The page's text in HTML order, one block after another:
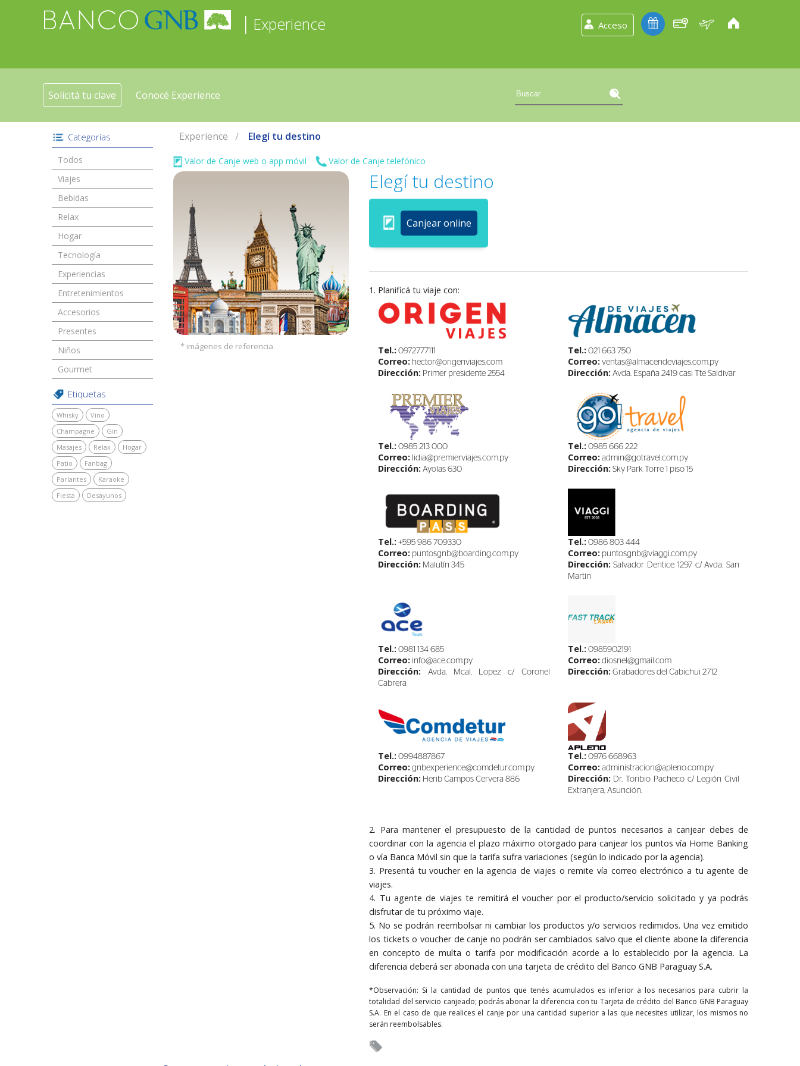
| Experience Acceso
Solicitá tu clave Conocé Experience
Categorías
Todos
Viajes
Bebidas
Relax
Hogar
Tecnología
Experiencias
Entretenimientos
Accesorios
Presentes
Niños
Gourmet
Etiquetas
Whisky
Vino
Champagne
Gin
Masajes
Relax
Hogar
Patio
Fanbag
Parlantes
Karaoke
Fiesta
Desayunos
Experience Elegí tu destino
Valor de Canje web o app móvil Valor de Canje telefónico
* imágenes de referencia
Elegí tu destino
Canjear online
1. Planificá tu viaje con:
Tel.: 0972777111
Correo: hector@origenviajes.com
Dirección: Primer presidente 2554
Tel.: 021 663 750
Correo: ventas@almacendeviajes.com.py
Dirección: Avda. España 2419 casi Tte Saldivar
Tel.: 0985 213 000
Correo: lidia@premierviajes.com.py
Dirección: Ayolas 630
Tel.: 0985 666 222
Correo: admin@gotravel.com.py
Dirección: Sky Park Torre 1 piso 15
Tel.: +595 986 709330
Correo: puntosgnb@boarding.com.py
Dirección: Malutín 345
Tel.: 0986 803 444
Correo: puntosgnb@viaggi.com.py
Dirección: Salvador Dentice 1297 c/ Avda. San
Martín
Tel.: 0981 134 685
Correo: info@ace.com.py
Dirección: Avda. Mcal. Lopez c/ Coronel
Cabrera
Tel.: 0985902191
Correo: diosnel@gmail.com
Dirección: Grabadores del Cabichui 2712
Tel.: 0994887867
Correo: gnbexperience@comdetur.com.py
Dirección: Herib Campos Cervera 886
Tel.: 0976 668963
Correo: administracion@apleno.com.py
Dirección: Dr. Toribio Pacheco c/ Legión Civil
Extranjera, Asunción.
2. Para mantener el presupuesto de la cantidad de puntos necesarios a canjear debes de
coordinar con la agencia el plazo máximo otorgado para canjear los puntos vía Home Banking
o vía Banca Móvil sin que la tarifa sufra variaciones (según lo indicado por la agencia).
3. Presentá tu voucher en la agencia de viajes o remite vía correo electrónico a tu agente de
viajes.
4. Tu agente de viajes te remitirá el voucher por el producto/servicio solicitado y ya podrás
disfrutar de tu próximo viaje.
5. No se podrán reembolsar ni cambiar los productos y/o servicios redimidos. Una vez emitido
los tickets o voucher de canje no podrán ser cambiados salvo que el cliente abone la diferencia
en concepto de multa o tarifa por modificación acorde a lo establecido por la agencia. La
diferencia deberá ser abonada con una tarjeta de crédito del Banco GNB Paraguay S.A.
*Observación: Si la cantidad de puntos que tenés acumulados es inferior a los necesarios para cubrir la
totalidad del servicio canjeado; podrás abonar la diferencia con tu Tarjeta de crédito del Banco GNB Paraguay
S.A. En el caso de que realices el canje por una cantidad superior a las que necesites utilizar, los mismos no
serán reembolsables.